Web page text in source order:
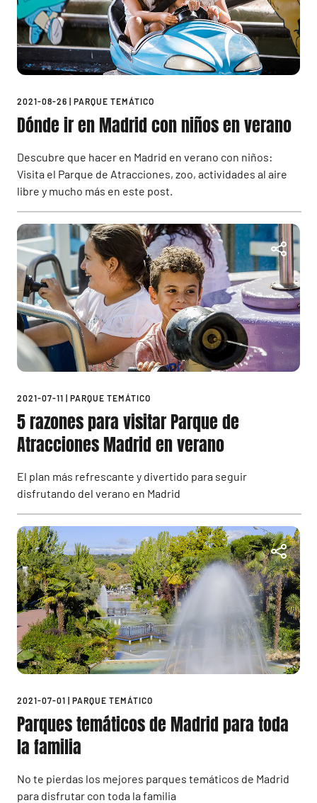
2021-08-26 | PARQUE TEMÁTICO
Dónde ir en Madrid con niños en verano
Descubre que hacer en Madrid en verano con niños:
Visita el Parque de Atracciones, zoo, actividades al aire
libre y mucho más en este post.
2021-07-11 | PARQUE TEMÁTICO
5 razones para visitar Parque de
Atracciones Madrid en verano
El plan más refrescante y divertido para seguir
disfrutando del verano en Madrid
2021-07-01 | PARQUE TEMÁTICO
Parques temáticos de Madrid para toda
la familia
No te pierdas los mejores parques temáticos de Madrid
para disfrutar con toda la familia